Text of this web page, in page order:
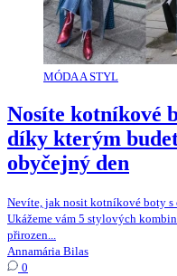
MÓDA A STYL
Nosíte kotníkové
díky kterým
obyčejný den
Nevíte, jak nosit kotníkové boty
Ukážeme vám 5 stylových
přirozen...
Annamária Bilas
0